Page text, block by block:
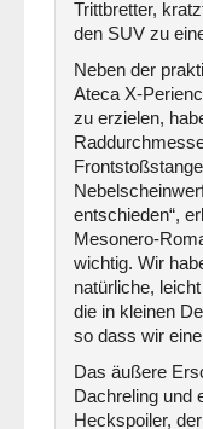
Trittbretter,
den SUV zu
Neben der
Ateca X-
zu erzielen,
entschieden“,
Mesonero-
wichtig. Wir
natürliche,
die in kleinen
so dass wir
Das äußere
Dachreling und
Heckspoiler,